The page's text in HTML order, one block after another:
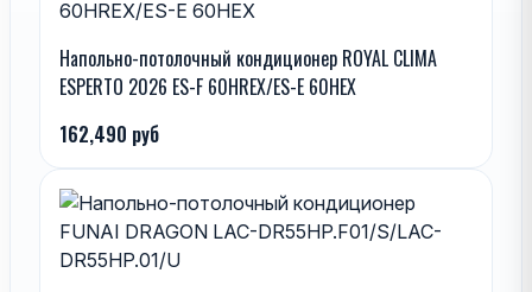
Напольно-потолочный кондиционер ROYAL CLIMA
ESPERTO 2026 ES-F 60HREX/ES-E 60HEX
162,490 руб